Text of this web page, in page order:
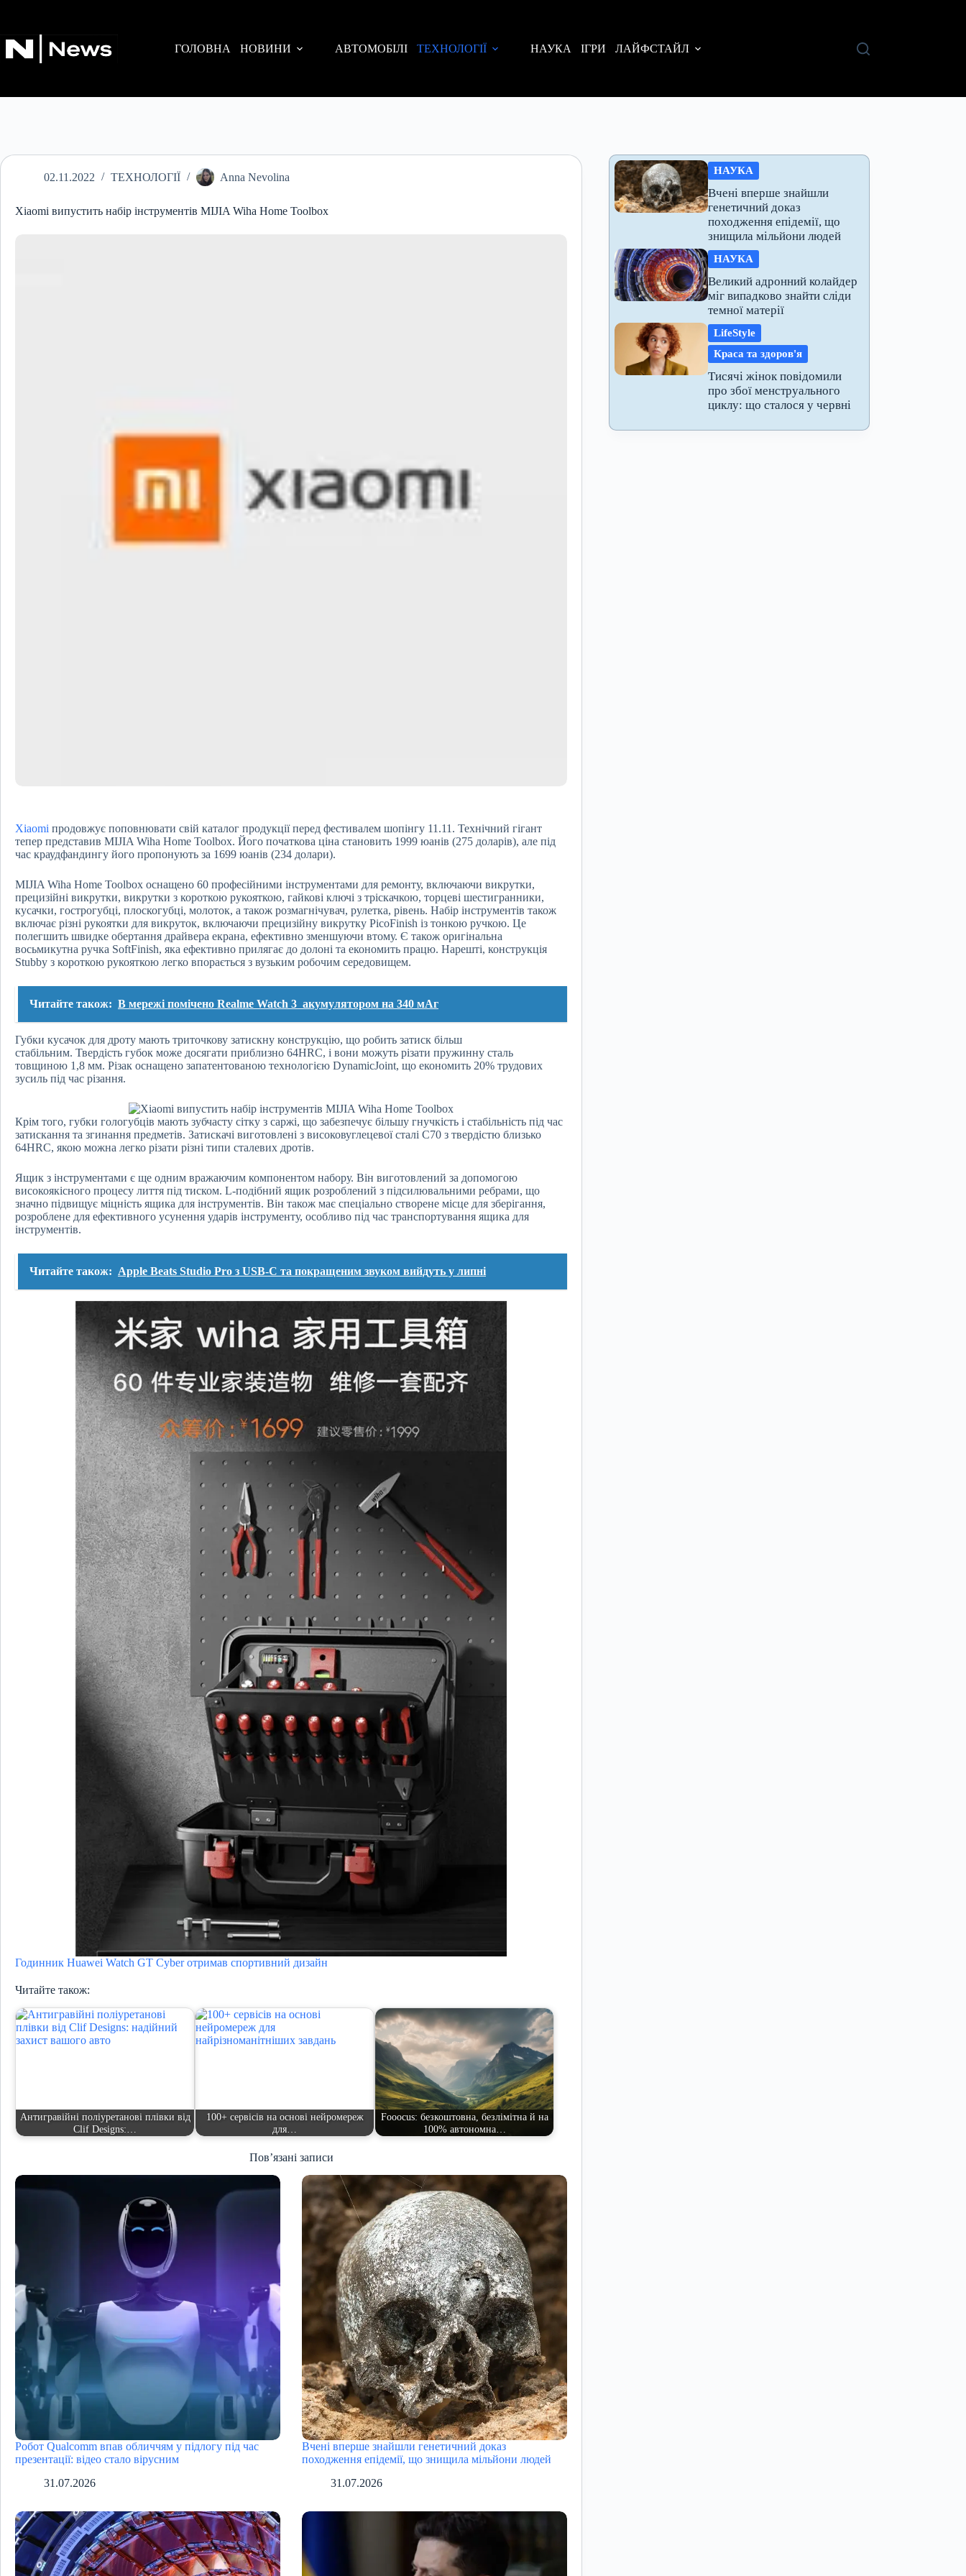
ГОЛОВНА
НОВИНИ АВТОМОБІЛІ ТЕХНОЛОГІЇ НАУКА ІГРИ ЛАЙФСТАЙЛ
02.11.2022 ТЕХНОЛОГІЇ Anna Nevolina
Xiaomi випустить набір інструментів MIJIA Wiha Home Toolbox
Xiaomi продовжує поповнювати свій каталог продукції перед фестивалем шопінгу 11.11. Технічний гігант
тепер представив MIJIA Wiha Home Toolbox. Його початкова ціна становить 1999 юанів (275 доларів), але під
час краудфандингу його пропонують за 1699 юанів (234 долари).
MIJIA Wiha Home Toolbox оснащено 60 професійними інструментами для ремонту, включаючи викрутки,
прецизійні викрутки, викрутки з короткою рукояткою, гайкові ключі з тріскачкою, торцеві шестигранники,
кусачки, гострогубці, плоскогубці, молоток, а також розмагнічувач, рулетка, рівень. Набір інструментів також
включає різні рукоятки для викруток, включаючи прецизійну викрутку PicoFinish із тонкою ручкою. Це
полегшить швидке обертання драйвера екрана, ефективно зменшуючи втому. Є також оригінальна
восьмикутна ручка SoftFinish, яка ефективно прилягає до долоні та економить працю. Нарешті, конструкція
Stubby з короткою рукояткою легко впорається з вузьким робочим середовищем.
Читайте також: В мережі помічено Realme Watch 3 акумулятором на 340 мАг
Губки кусачок для дроту мають триточкову затискну конструкцію, що робить затиск більш
стабільним. Твердість губок може досягати приблизно 64HRC, і вони можуть різати пружинну сталь
товщиною 1,8 мм. Різак оснащено запатентованою технологією DynamicJoint, що економить 20% трудових
зусиль під час різання.
Крім того, губки гологубців мають зубчасту сітку з саржі, що забезпечує більшу гнучкість і стабільність під час
затискання та згинання предметів. Затискачі виготовлені з високовуглецевої сталі C70 з твердістю близько
64HRC, якою можна легко різати різні типи сталевих дротів.
Ящик з інструментами є ще одним вражаючим компонентом набору. Він виготовлений за допомогою
високоякісного процесу лиття під тиском. L-подібний ящик розроблений з підсилювальними ребрами, що
значно підвищує міцність ящика для інструментів. Він також має спеціально створене місце для зберігання,
розроблене для ефективного усунення ударів інструменту, особливо під час транспортування ящика для
інструментів.
Читайте також: Apple Beats Studio Pro з USB-C та покращеним звуком вийдуть у липні
Годинник Huawei Watch GT Cyber ​​отримав спортивний дизайн
Читайте також:
Антигравійні поліуретанові плівки від
Clif Designs:…
100+ сервісів на основі нейромереж
для…
Fooocus: безкоштовна, безлімітна й на
100% автономна…
Пов’язані записи
Робот Qualcomm впав обличчям у підлогу під час
презентації: відео стало вірусним
31.07.2026
Вчені вперше знайшли генетичний доказ
походження епідемії, що знищила мільйони людей
31.07.2026
НАУКА
Вчені вперше знайшли
генетичний доказ
походження епідемії, що
знищила мільйони людей
НАУКА
Великий адронний колайдер
міг випадково знайти сліди
темної матерії
LifeStyle
Краса та здоров'я
Тисячі жінок повідомили
про збої менструального
циклу: що сталося у червні